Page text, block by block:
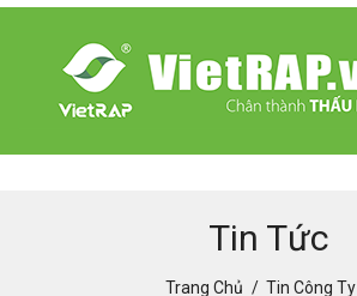
Tin Tức
Trang Chủ Tin Công Ty